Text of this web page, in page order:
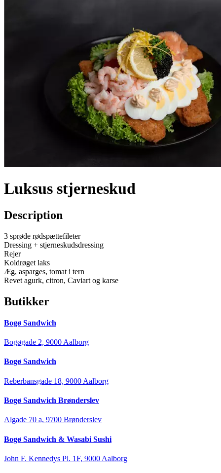
Luksus stjerneskud
Description
3 sprøde rødspættefileter
Dressing + stjerneskudsdressing
Rejer
Koldrøget laks
Æg, asparges, tomat i tern
Revet agurk, citron, Caviart og karse
Butikker
Bogø Sandwich
Bogøgade 2, 9000 Aalborg
Bogø Sandwich
Reberbansgade 18, 9000 Aalborg
Bogø Sandwich Brønderslev
Algade 70 a, 9700 Brønderslev
Bogø Sandwich & Wasabi Sushi
John F. Kennedys Pl. 1F, 9000 Aalborg